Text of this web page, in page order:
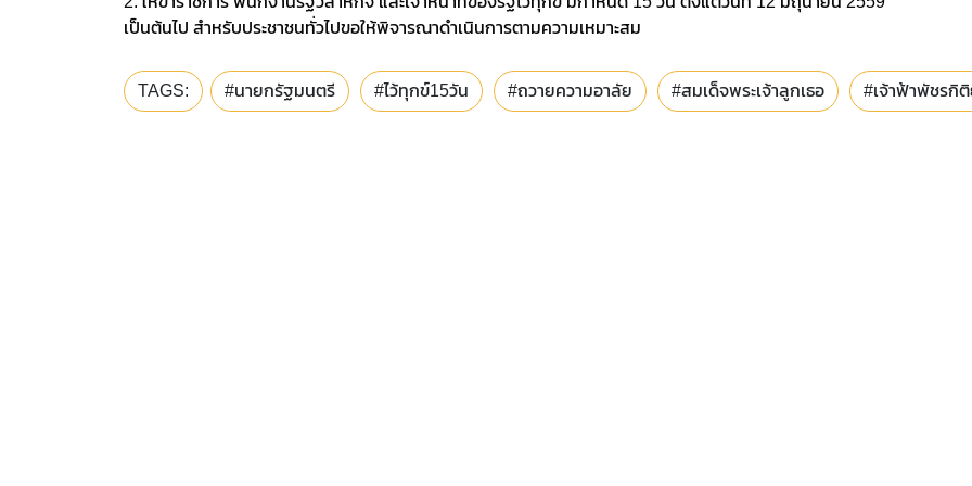
เป็นต้นไป สำหรับประชาชนทั่วไปขอให้พิจารณาดำเนินการตามความเหมาะสม
TAGS: #นายกรัฐมนตรี #ไว้ทุกข์15วัน #ถวายความอาลัย #สมเด็จพระเจ้าลูกเธอ #เจ้าฟ้าพัชรกิติ